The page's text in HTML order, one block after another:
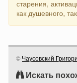
старения,
как душевного,
© Чаусовский
Искать